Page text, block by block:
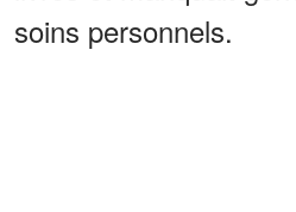
soins personnels.